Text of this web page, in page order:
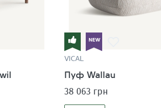
VICAL
Пуф Wallau
38 063 грн